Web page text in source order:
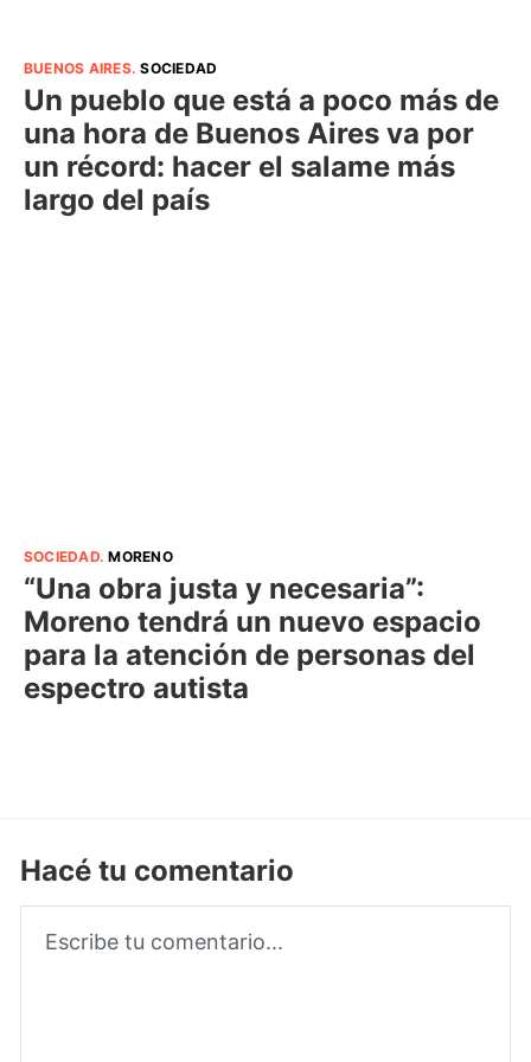
BUENOS AIRES.SOCIEDAD
Un pueblo que está a poco más de
una hora de Buenos Aires va por
un récord: hacer el salame más
largo del país
SOCIEDAD.MORENO
“Una obra justa y necesaria”:
Moreno tendrá un nuevo espacio
para la atención de personas del
espectro autista
Hacé tu comentario